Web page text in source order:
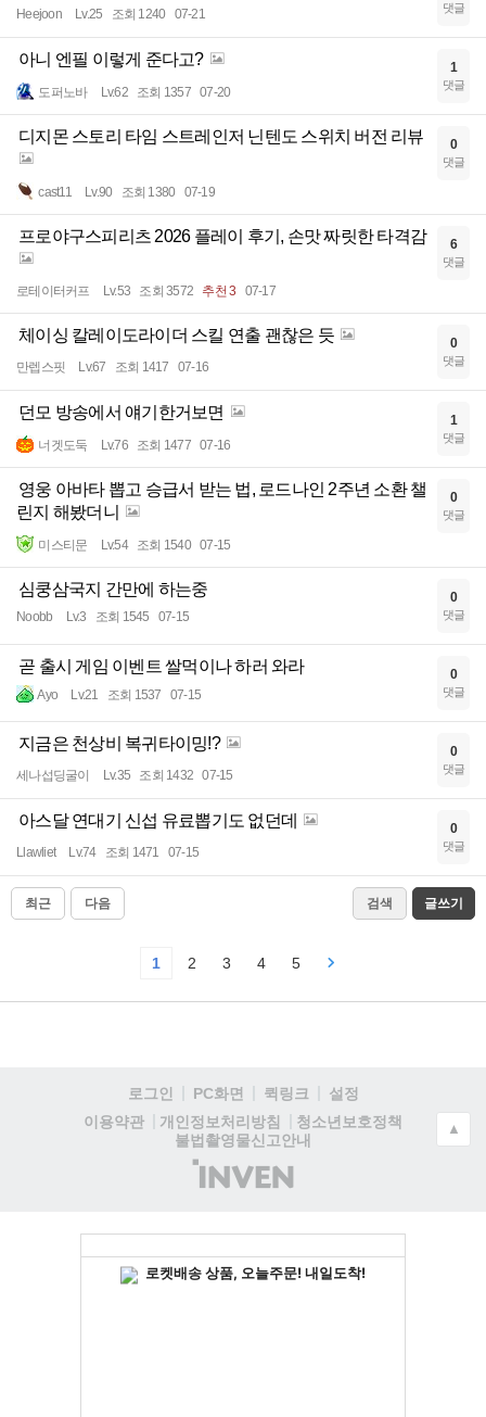
Heejoon Lv.25 조회 1240 07-21 댓글
아니 엔필 이렇게 준다고?
도퍼노바 Lv.62 조회 1357 07-20
1
댓글
디지몬 스토리 타임 스트레인저 닌텐도 스위치 버전 리뷰
cast11 Lv.90 조회 1380 07-19
0
댓글
프로야구스피리츠 2026 플레이 후기, 손맛 짜릿한 타격감
로테이터커프 Lv.53 조회 3572 추천 3 07-17
6
댓글
체이싱 칼레이도라이더 스킬 연출 괜찮은 듯
만렙스핏 Lv.67 조회 1417 07-16
0
댓글
던모 방송에서 얘기한거보면
너겟도둑 Lv.76 조회 1477 07-16
1
댓글
영웅 아바타 뽑고 승급서 받는 법, 로드나인 2주년 소환 챌
린지 해봤더니
미스티문 Lv.54 조회 1540 07-15
0
댓글
심쿵삼국지 간만에 하는중
Noobb Lv.3 조회 1545 07-15
0
댓글
곧 출시 게임 이벤트 쌀먹이나 하러 와라
Ayo Lv.21 조회 1537 07-15
0
댓글
지금은 천상비 복귀타이밍!?
세나섭딩굴이 Lv.35 조회 1432 07-15
0
댓글
아스달 연대기 신섭 유료뽑기도 없던데
Llawliet Lv.74 조회 1471 07-15
0
댓글
최근 다음 검색 글쓰기
1 2 3 4 5
로그인 PC화면 퀵링크
설정
이용약관
개인정보처리방침
청소년보호정책
불법촬영물신고안내
(주)
인
▲